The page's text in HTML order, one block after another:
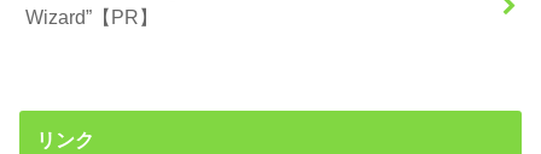
Wizard”【PR】
リンク